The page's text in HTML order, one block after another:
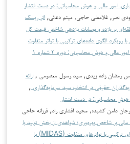
امور مالی و هوش محاسباتی: در دست انتشار
نصر, غلامعلی حاجی, میثم دعائی, اثر ریسک
بر بازده و نوسانات بازدهی شاخص قیمت کل
با رویکرد الگوی داده‌های ترکیبی با تواتر متفاوت
حسابداری، امور مالی و هوش محاسباتی: دوره ۳ شماره ۱
رمضان زاده زیدی, سید رسول معصومی , ارائه
حقیقی در انتخاب سبد سرمایه‌گذاری ,
هوش محاسباتی: در دست انتشار
دامن کشیده, مجید افشاری راد, فرزانه حاجی
مالی بر شاخص بهره‌وری؛ شواهدی از بخش تولید با
به‌کارگیری الگوی داده‌های ترکیبی با تواترهای متفاوت (MIDAS) با